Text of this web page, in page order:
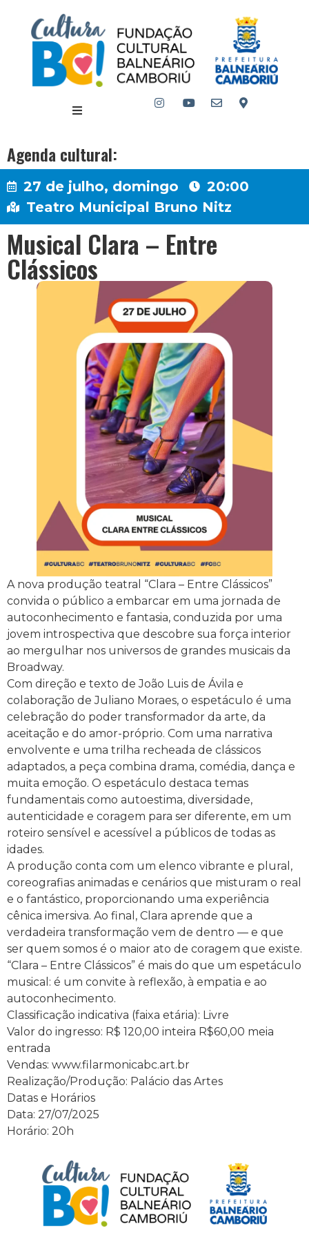
Agenda cultural:
27 de julho, domingo
20:00
Teatro Municipal Bruno Nitz
Musical Clara – Entre
Clássicos
A nova produção teatral “Clara – Entre Clássicos”
convida o público a embarcar em uma jornada de
autoconhecimento e fantasia, conduzida por uma
jovem introspectiva que descobre sua força interior
ao mergulhar nos universos de grandes musicais da
Broadway.
Com direção e texto de João Luis de Ávila e
colaboração de Juliano Moraes, o espetáculo é uma
celebração do poder transformador da arte, da
aceitação e do amor-próprio. Com uma narrativa
envolvente e uma trilha recheada de clássicos
adaptados, a peça combina drama, comédia, dança e
muita emoção. O espetáculo destaca temas
fundamentais como autoestima, diversidade,
autenticidade e coragem para ser diferente, em um
roteiro sensível e acessível a públicos de todas as
idades.
A produção conta com um elenco vibrante e plural,
coreografias animadas e cenários que misturam o real
e o fantástico, proporcionando uma experiência
cênica imersiva. Ao final, Clara aprende que a
verdadeira transformação vem de dentro — e que
ser quem somos é o maior ato de coragem que existe.
“Clara – Entre Clássicos” é mais do que um espetáculo
musical: é um convite à reflexão, à empatia e ao
autoconhecimento.
Classificação indicativa (faixa etária): Livre
Valor do ingresso: R$ 120,00 inteira R$60,00 meia
entrada
Vendas: www.filarmonicabc.art.br
Realização/Produção: Palácio das Artes
Datas e Horários
Data: 27/07/2025
Horário: 20h